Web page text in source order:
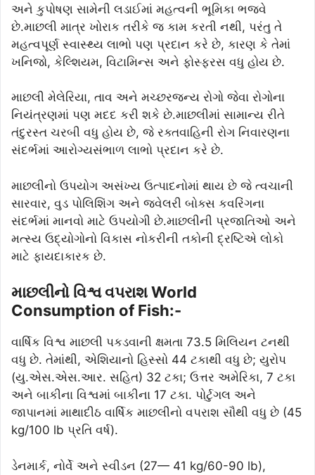
અને કુપોષણ સામેની લડાઈમાં મહત્વની ભૂમિકા ભજવે
છે.માછલી માત્ર ખોરાક તરીકે જ કામ કરતી નથી, પરંતુ તે
મહત્વપૂર્ણ સ્વાસ્થ્ય લાભો પણ પ્રદાન કરે છે, કારણ કે તેમાં
ખનિજો, કેલ્શિયમ, વિટામિન્સ અને ફોસ્ફરસ વધુ હોય છે.
માછલી મેલેરિયા, તાવ અને મચ્છરજન્ય રોગો જેવા રોગોના
નિયંત્રણમાં પણ મદદ કરી શકે છે.માછલીમાં સામાન્ય રીતે
તંદુરસ્ત ચરબી વધુ હોય છે, જે રક્તવાહિની રોગ નિવારણના
સંદર્ભમાં આરોગ્યસંભાળ લાભો પ્રદાન કરે છે.
માછલીનો ઉપયોગ અસંખ્ય ઉત્પાદનોમાં થાય છે જે ત્વચાની
સારવાર, વુડ પોલિશિંગ અને જ્વેલરી બોક્સ કવરિંગના
સંદર્ભમાં માનવો માટે ઉપયોગી છે.માછલીની પ્રજાતિઓ અને
મત્સ્ય ઉદ્યોગોનો વિકાસ નોકરીની તકોની દ્રષ્ટિએ લોકો
માટે ફાયદાકારક છે.
માછલીનો વિશ્વ વપરાશ World
Consumption of Fish:-
વાર્ષિક વિશ્વ માછલી પકડવાની ક્ષમતા 73.5 મિલિયન ટનથી
વધુ છે. તેમાંથી, એશિયાનો હિસ્સો 44 ટકાથી વધુ છે; યુરોપ
(યુ.એસ.એસ.આર. સહિત) 32 ટકા; ઉત્તર અમેરિકા, 7 ટકા
અને બાકીના વિશ્વમાં બાકીના 17 ટકા. પોર્ટુગલ અને
જાપાનમાં માથાદીઠ વાર્ષિક માછલીનો વપરાશ સૌથી વધુ છે (45
kg/100 lb પ્રતિ વર્ષ).
ડેનમાર્ક, નોર્વે અને સ્વીડન (27— 41 kg/60-90 lb),